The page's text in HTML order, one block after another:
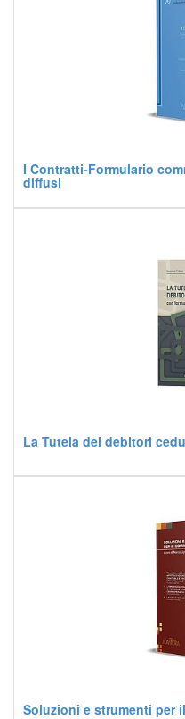
I Contratti-Formulario
diffusi
La Tutela dei debitori
Soluzioni e strumenti per